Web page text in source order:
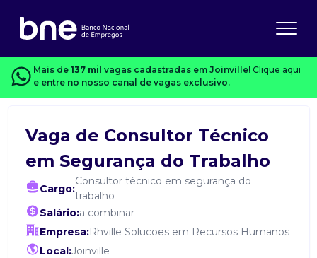
Mais de 137 mil vagas cadastradas em Joinville! Clique aqui
e entre no nosso canal de vagas exclusivo.
Vaga de Consultor Técnico
em Segurança do Trabalho
Cargo:
Consultor técnico em segurança do
trabalho
Salário:a combinar
Empresa:Rhville Solucoes em Recursos Humanos
Local:Joinville